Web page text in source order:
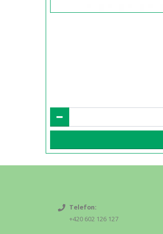
Telefon:
+420 602 126 127